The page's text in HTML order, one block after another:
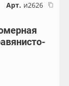
Арт. и2626